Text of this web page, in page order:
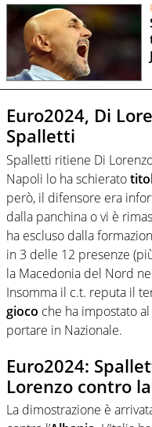
Euro2024, Di
Spalletti
Spalletti ritiene Di
Napoli lo ha schierato
però, il difensore era
dalla panchina o vi è
ha escluso dalla
in 3 delle 12 presenze
la Macedonia del Nord
Insomma il c.t. reputa il
gioco che ha impostato
portare in Nazionale.
Euro2024:
Lorenzo contro
La dimostrazione è